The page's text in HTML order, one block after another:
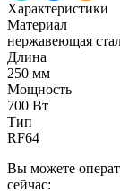
Характеристики
Материал
нержавеющая
Длина
250 мм
Мощность
700 Вт
Тип
RF64
Вы можете
сейчас: